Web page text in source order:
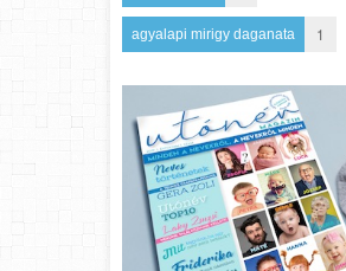
agyalapi mirigy daganata 1